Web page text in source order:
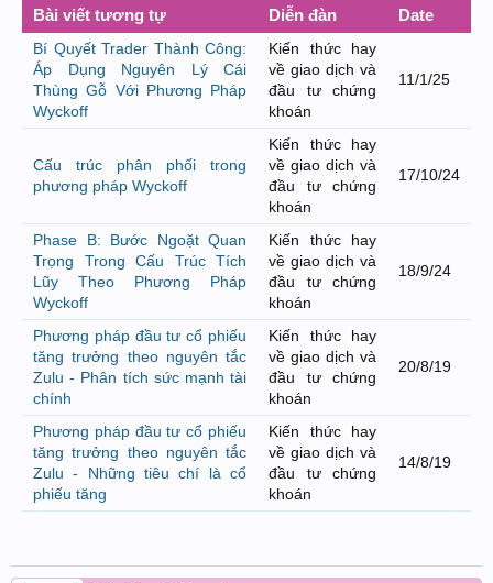
Bài viết tương tự Diễn đàn Date
Bí Quyết Trader Thành Công:
Áp Dụng Nguyên Lý Cái
Thùng Gỗ Với Phương Pháp
Wyckoff
Kiến thức hay
về giao dịch và
đầu tư chứng
khoán
11/1/25
Cấu trúc phân phối trong
phương pháp Wyckoff
Kiến thức hay
về giao dịch và
đầu tư chứng
khoán
17/10/24
Phase B: Bước Ngoặt Quan
Trọng Trong Cấu Trúc Tích
Lũy Theo Phương Pháp
Wyckoff
Kiến thức hay
về giao dịch và
đầu tư chứng
khoán
18/9/24
Phương pháp đầu tư cổ phiếu
tăng trưởng theo nguyên tắc
Zulu - Phân tích sức mạnh tài
chính
Kiến thức hay
về giao dịch và
đầu tư chứng
khoán
20/8/19
Phương pháp đầu tư cổ phiếu
tăng trưởng theo nguyên tắc
Zulu - Những tiêu chí là cổ
phiếu tăng
Kiến thức hay
về giao dịch và
đầu tư chứng
khoán
14/8/19